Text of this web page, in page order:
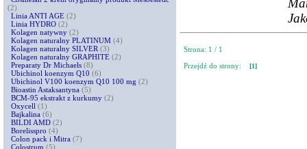
(2)
Linia ANTI AGE (2)
Linia HYDRO (2)
Kolagen natywny (2)
Kolagen naturalny PLATINUM (4)
Kolagen naturalny SILVER (3)
Kolagen naturalny GRAPHITE (2)
Preparaty Dr Michaels (8)
Ubichinol koenzym Q10 (6)
Ubichinol V100 koenzym Q10 100 mg (2)
Bioastin Astaksantyna (5)
BCM-95 ekstrakt z kurkumy (2)
Oxycell (1)
Bajkalina (6)
BILDI AMD (2)
Borelisspro (4)
Colon pack i Mitra (7)
Colostrum (5)
Strona: 1 / 1
Przejdź do strony:
[1]